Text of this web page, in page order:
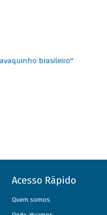
brasileiro"
Acesso Rápido
Quem somos